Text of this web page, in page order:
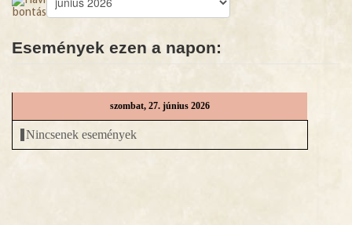
BLOG
HÍREK
EGYHÁZMEGYE
Események ezen a napon:
szombat, 27. június 2026
Nincsenek események